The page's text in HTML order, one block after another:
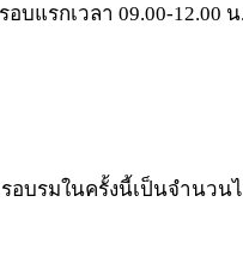
บแรกเวลา 09.00-12.00
อบรมในครั้งนี้เป็นจำนว